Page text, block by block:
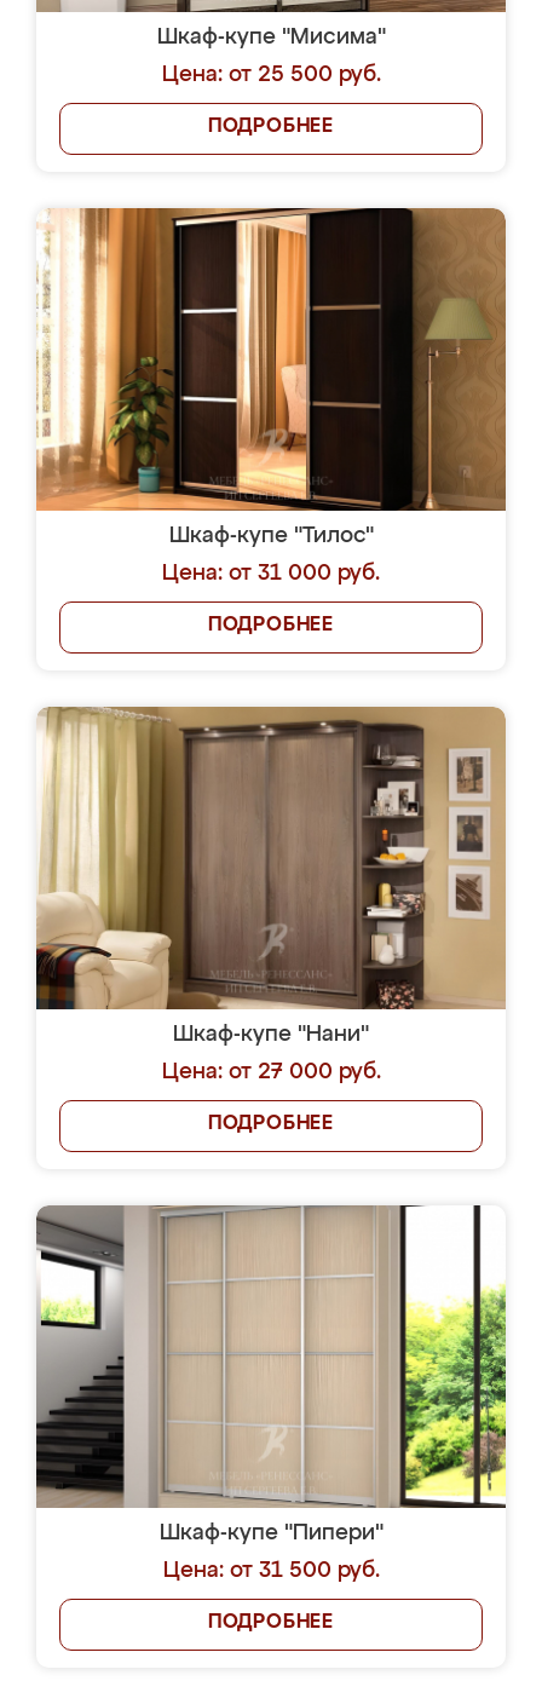
Шкаф-купе "Мисима"
Цена: от 25 500 руб.
ПОДРОБНЕЕ
Шкаф-купе "Тилос"
Цена: от 31 000 руб.
ПОДРОБНЕЕ
Шкаф-купе "Нани"
Цена: от 27 000 руб.
ПОДРОБНЕЕ
Шкаф-купе "Пипери"
Цена: от 31 500 руб.
ПОДРОБНЕЕ